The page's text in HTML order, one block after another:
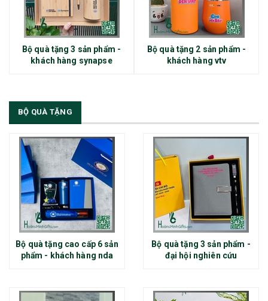
Bộ quà tặng 3 sản phẩm -
khách hàng synapse
Bộ quà tặng 2 sản phẩm -
khách hàng vtv
BỘ QUÀ TẶNG
Bộ quà tặng cao cấp 6 sản
phẩm - khách hàng nda
Bộ quà tặng 3 sản phẩm -
đại hội nghiên cứu